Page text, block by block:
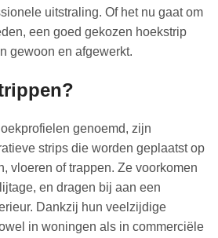
uitstraling. Of het nu gaat om
een goed gekozen hoekstrip
gewoon en afgewerkt.
genoemd, zijn
strips die worden geplaatst op
vloeren of trappen. Ze voorkomen
en dragen bij aan een
Dankzij hun veelzijdige
in woningen als in commerciële